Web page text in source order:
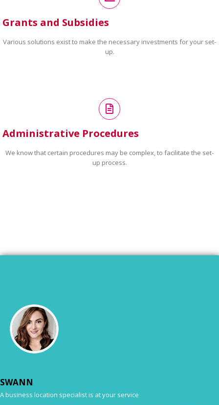
Grants and Subsidies
Various solutions exist to make the necessary investments for your set-
up.
Administrative Procedures
We know that certain procedures may be complex, to facilitate the set-
up process.
SWANN
A business location specialist is at your service